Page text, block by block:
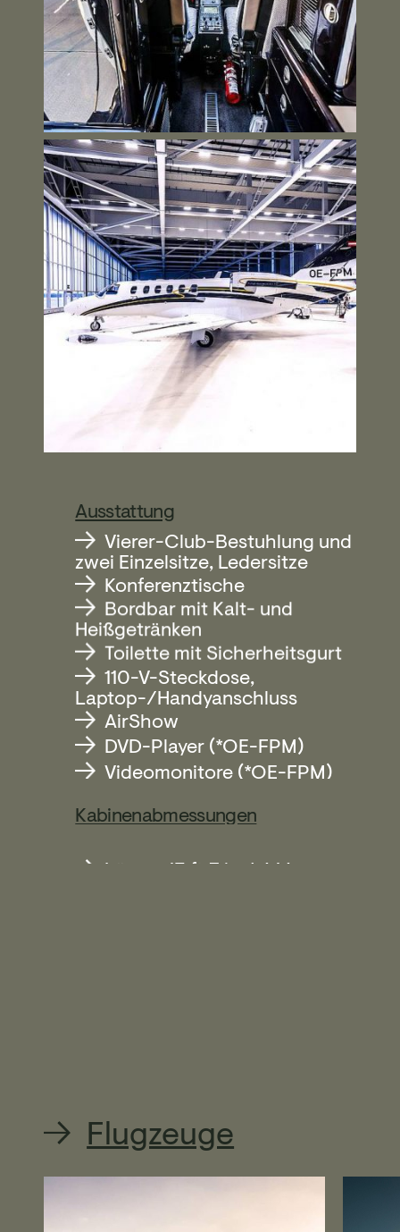
Ausstattung
Vierer-Club-Bestuhlung und
zwei Einzelsitze, Ledersitze
Konferenztische
Bordbar mit Kalt- und
Heißgetränken
Toilette mit Sicherheitsgurt
110-V-Steckdose,
Laptop-/Handyanschluss
AirShow
DVD-Player (*OE-FPM)
Videomonitore (*OE-FPM)
Kabinenabmessungen
Höhe: 57 in / 1,45 m
Flugzeuge